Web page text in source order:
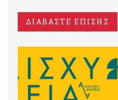
ΔΙΑΒΑΣΤΕ ΕΠΙΣΗΣ